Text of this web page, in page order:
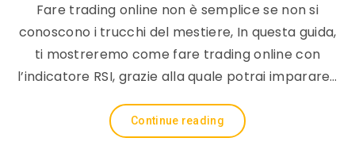
Fare trading online non è semplice se non si
conoscono i trucchi del mestiere, In questa guida,
ti mostreremo come fare trading online con
l’indicatore RSI, grazie alla quale potrai imparare…
Continue reading